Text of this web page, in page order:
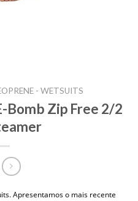
- WETSUITS
Bomb Zip Free 2/2
Apresentamos o mais recente